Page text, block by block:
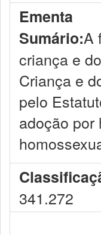
Ementa
Sumário:A
criança e
Criança e
pelo
adoção por
341.272